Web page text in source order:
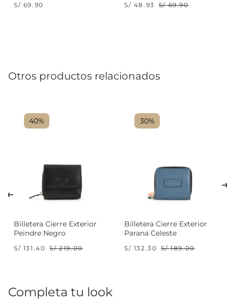
S/ 69.90 S/ 48.93 S/ 69.90
Otros productos relacionados
40%
Billetera Cierre Exterior
Peindre Negro
S/ 131.40 S/ 219.00
30%
Billetera Cierre Exterior
Parana Celeste
S/ 132.30 S/ 189.00
Completa tu look